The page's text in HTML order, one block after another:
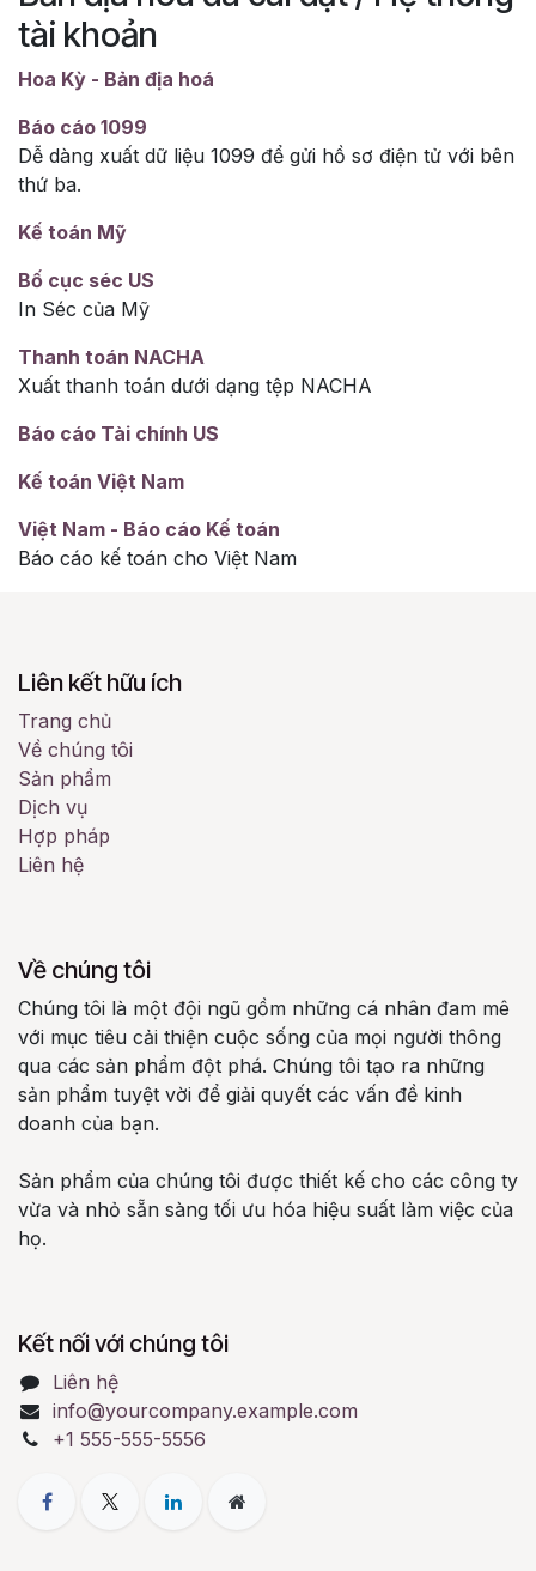
tài khoản
Hoa Kỳ - Bản địa hoá
Báo cáo 1099
Dễ dàng xuất dữ liệu 1099 để gửi hồ sơ điện tử với bên
thứ ba.
Kế toán Mỹ
Bố cục séc US
In Séc của Mỹ
Thanh toán NACHA
Xuất thanh toán dưới dạng tệp NACHA
Báo cáo Tài chính US
Kế toán Việt Nam
Việt Nam - Báo cáo Kế toán
Báo cáo kế toán cho Việt Nam
Liên kết hữu ích
Trang chủ
Về chúng tôi
Sản phẩm
Dịch vụ
Hợp pháp
Liên hệ
Về chúng tôi
Chúng tôi là một đội ngũ gồm những cá nhân đam mê
với mục tiêu cải thiện cuộc sống của mọi người thông
qua các sản phẩm đột phá. Chúng tôi tạo ra những
sản phẩm tuyệt vời để giải quyết các vấn đề kinh
doanh của bạn.
Sản phẩm của chúng tôi được thiết kế cho các công ty
vừa và nhỏ sẵn sàng tối ưu hóa hiệu suất làm việc của
họ.
Kết nối với chúng tôi
Liên hệ
info@yourcompany.example.com
+1 555-555-5556